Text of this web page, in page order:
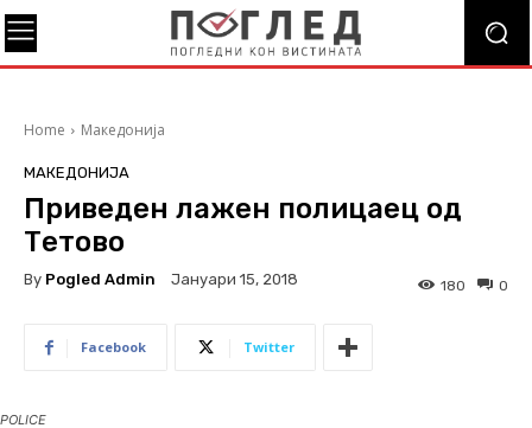
Home Македонија
МАКЕДОНИЈА
Приведен лажен полицаец од
Тетово
By Pogled Admin Јануари 15, 2018 0
180
Facebook Twitter
POLICE